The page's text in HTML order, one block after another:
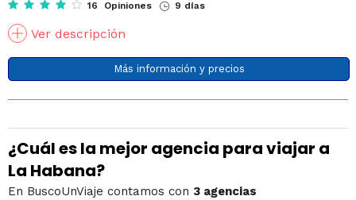
16 Opiniones 9 días
Ver descripción
Más información y precios
¿Cuál es la mejor agencia para viajar a
La Habana?
En BuscoUnViaje contamos con 3 agencias